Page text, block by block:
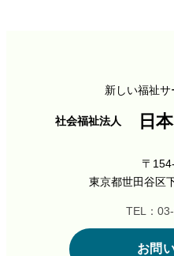
新しい福祉
社会福祉法人 日
〒
東京都世田谷区
TEL：
お問